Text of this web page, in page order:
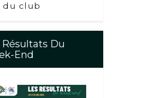
du club
Résultats Du
End